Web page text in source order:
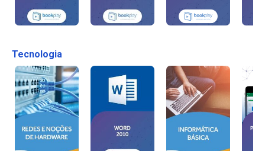
Tecnologia